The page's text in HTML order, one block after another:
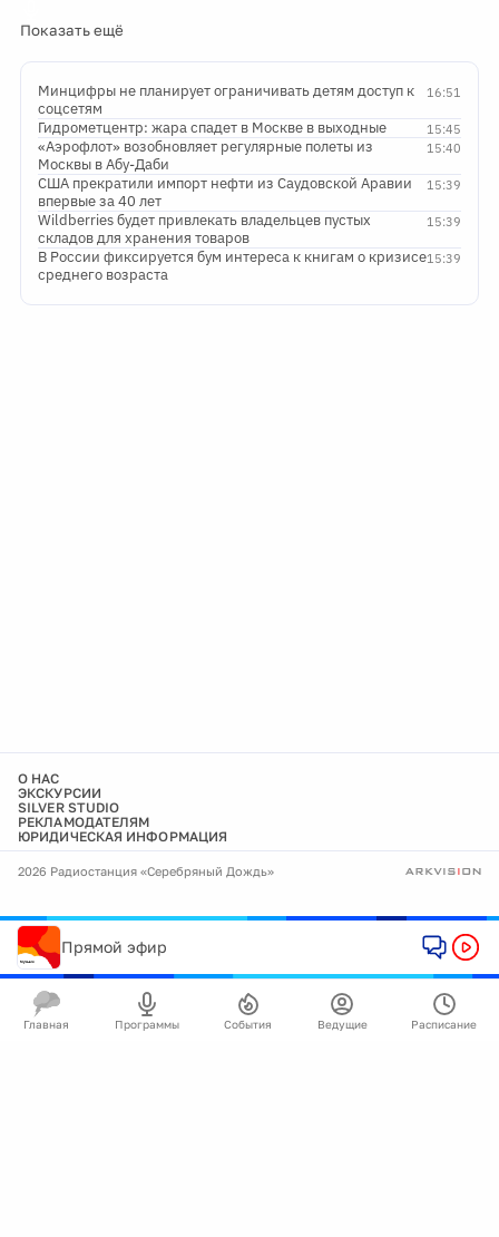
Показать ещё
16:51
Минцифры не планирует ограничивать детям доступ к
соцсетям
15:45
Гидрометцентр: жара спадет в Москве в выходные
15:40
«Аэрофлот» возобновляет регулярные полеты из
Москвы в Абу-Даби
15:39
США прекратили импорт нефти из Саудовской Аравии
впервые за 40 лет
15:39
Wildberries будет привлекать владельцев пустых
складов для хранения товаров
15:39
В России фиксируется бум интереса к книгам о кризисе
среднего возраста
О НАС
ЭКСКУРСИИ
SILVER STUDIO
РЕКЛАМОДАТЕЛЯМ
ЮРИДИЧЕСКАЯ ИНФОРМАЦИЯ
2026 Радиостанция «Серебряный Дождь»
Прямой эфир
Главная Программы События Ведущие Расписание